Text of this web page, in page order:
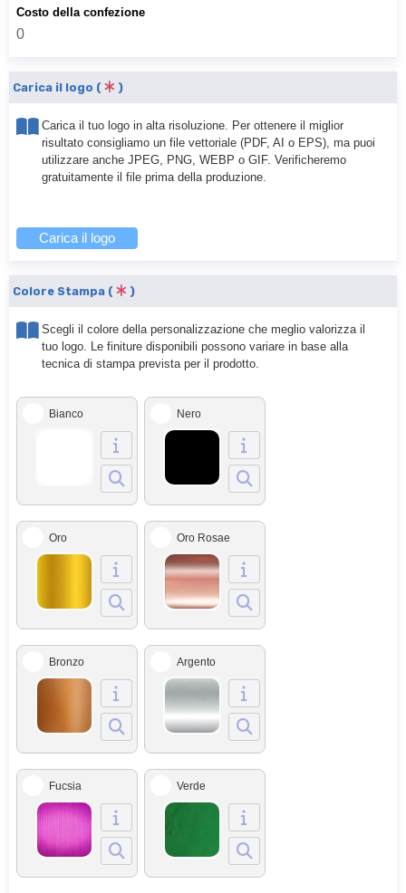
Costo della confezione
0
Carica il logo ( )
Carica il tuo logo in alta risoluzione. Per ottenere il miglior
risultato consigliamo un file vettoriale (PDF, AI o EPS), ma puoi
utilizzare anche JPEG, PNG, WEBP o GIF. Verificheremo
gratuitamente il file prima della produzione.
Carica il logo
Colore Stampa ( )
Scegli il colore della personalizzazione che meglio valorizza il
tuo logo. Le finiture disponibili possono variare in base alla
tecnica di stampa prevista per il prodotto.
Bianco Nero
Oro Oro Rosae
Bronzo Argento
Fucsia Verde